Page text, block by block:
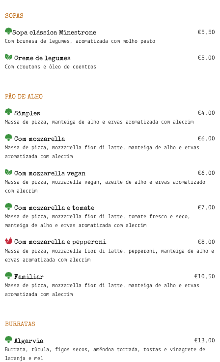
SOPAS
Sopa clássica Minestrone €5,50
Com brunesa de legumes, aromatizada com molho pesto
Creme de legumes €5,00
Com croutons e óleo de coentros
PÃO DE ALHO
Simples €4,00
Massa de pizza, manteiga de alho e ervas aromatizada com alecrim
Com mozzarella €6,00
Massa de pizza, mozzarella fior di latte, manteiga de alho e ervas
aromatizada com alecrim
Com mozzarella vegan €6,00
Massa de pizza, mozzarella vegan, azeite de alho e ervas aromatizado
com alecrim
Com mozzarella e tomate €7,00
Massa de pizza, mozzarella fior di latte, tomate fresco e seco,
manteiga de alho e ervas aromatizada com alecrim
Com mozzarella e pepperoni €8,00
Massa de pizza, mozzarella fior di latte, pepperoni, manteiga de alho e
ervas aromatizada com alecrim
Familiar €10,50
Massa de pizza, mozzarella fior di latte, manteiga de alho e ervas
aromatizada com alecrim
BURRATAS
Algarvia €13,00
Burrata, rúcula, figos secos, amêndoa torrada, tostas e vinagrete de
laranja e mel